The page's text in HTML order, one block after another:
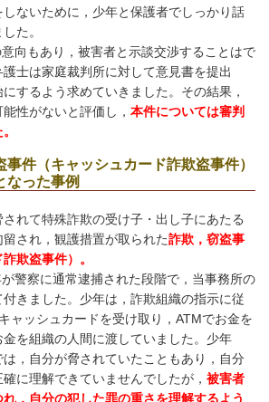
ないために，少年と保護者でしっかり話
た。
向もあり，被害者と示談交渉することはで
士は家庭裁判所に対して意見書を提出
するよう求めていきました。その結果，
性がないと評価し， 本件については審判
件（キャッシュカード詐欺盗事件）
なった事例
れて特殊詐欺の受け子・出し子にあたる
され，観護措置が取られた詐欺，窃盗事
欺盗事件）。
警察に通常逮捕された段階で，当事務所の
きました。少年は，詐欺組織の指示に従
ャッシュカードを受け取り，ATMでお金を
を組織の人間に渡していました。少年
，自分が脅されていたこともあり，自分
に理解できていませんでしたが， 被害者
，自分の犯した罪の重さを理解するよう